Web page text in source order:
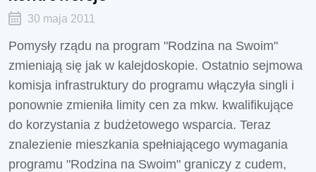
30 maja 2011
Pomysły rządu na program "Rodzina na Swoim"
zmieniają się jak w kalejdoskopie. Ostatnio sejmowa
komisja infrastruktury do programu włączyła singli i
ponownie zmieniła limity cen za mkw. kwalifikujące
do korzystania z budżetowego wsparcia. Teraz
znalezienie mieszkania spełniającego wymagania
programu "Rodzina na Swoim" graniczy z cudem,